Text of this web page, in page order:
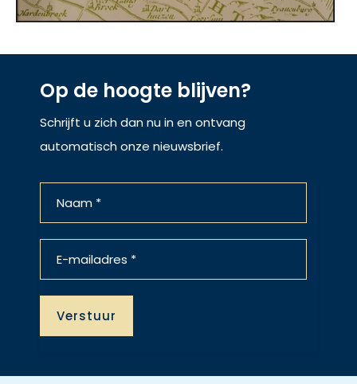
Op de hoogte blijven?
Schrijft u zich dan nu in en ontvang
automatisch onze nieuwsbrief.